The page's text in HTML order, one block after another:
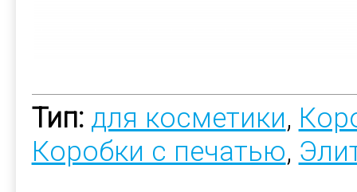
Тип: для косметики,
Коробки с печатью,